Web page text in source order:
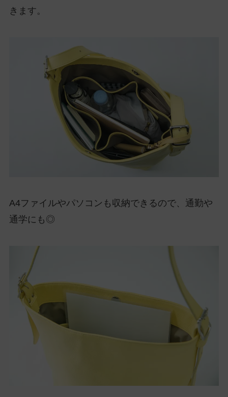
きます。
A4ファイルやパソコンも収納できるので、通勤や
通学にも◎